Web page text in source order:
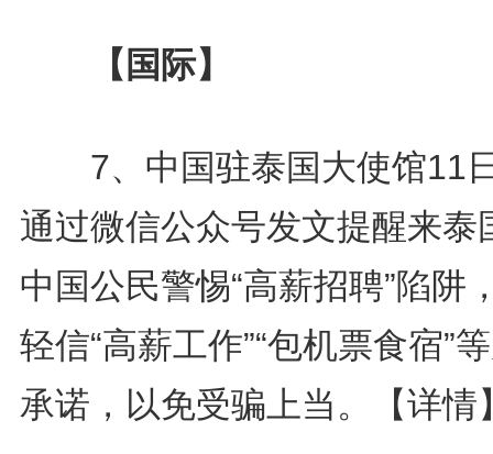
【国际】
7、中国驻泰国大使馆11
通过微信公众号发文提醒来泰
中国公民警惕“高薪招聘”陷阱
轻信“高薪工作”“包机票食宿”
承诺，以免受骗上当。
【详情